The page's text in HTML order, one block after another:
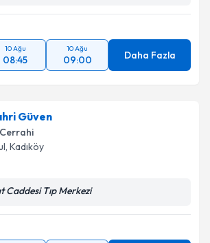
10 Ağu
08:45
10 Ağu
09:00 Daha Fazla
Güven
, Kadıköy
Caddesi Tıp Merkezi